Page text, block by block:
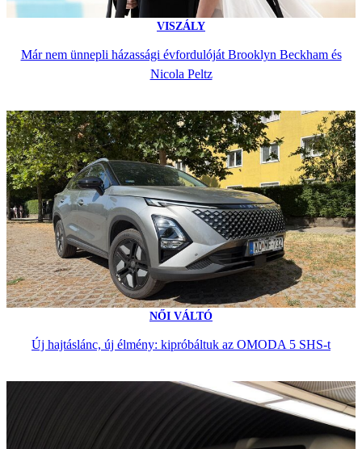
VISZÁLY
Már nem ünnepli házassági évfordulóját Brooklyn Beckham és
Nicola Peltz
NŐI VÁLTÓ
Új hajtáslánc, új élmény: kipróbáltuk az OMODA 5 SHS-t